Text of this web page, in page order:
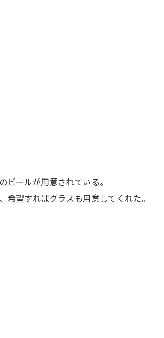
ビールが用意されている。
望すればグラスも用意してくれた。